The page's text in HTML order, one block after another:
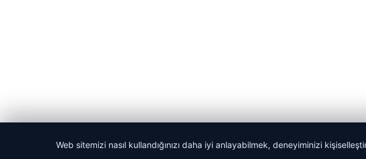
© 2026 Habercin – Güncel Haberler
Web sitemizi nasıl kullandığınızı daha iyi anlayabilmek, deneyiminizi